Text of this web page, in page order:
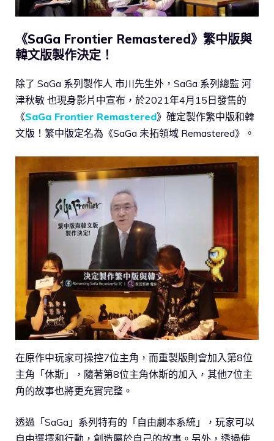
《SaGa Frontier Remastered》繁中版與
韓文版製作決定！
除了 SaGa 系列製作人 市川先生外，SaGa 系列總監 河
津秋敏 也現身影片中宣布，於2021年4月15日發售的
《SaGa Frontier Remastered》確定製作繁中版和韓
文版！繁中版定名為《SaGa 未拓領域 Remastered》。
在原作中玩家可操控7位主角，而重製版則會加入第8位
主角「休斯」，隨著第8位主角休斯的加入，其他7位主
角的故事也將更充實完整。
透過「SaGa」系列特有的「自由劇本系統」，玩家可以
自由選擇和行動，創造屬於自己的故事。另外，透過使